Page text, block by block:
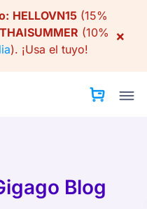
HELLOVN15 (15%
THAISUMMER (10%
). ¡Usa el tuyo!
×
Blog